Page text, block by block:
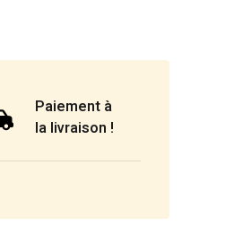
Paiement à
la livraison !